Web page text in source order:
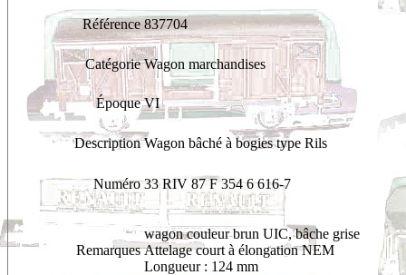
Référence 837704
Catégorie Wagon marchandises
Époque VI
Description Wagon bâché à bogies type Rils
Numéro 33 RIV 87 F 354 6 616-7
Remarques
wagoncouleur brun UIC, bâche grise
Attelage court à élongation NEM
Longueur : 124 mm